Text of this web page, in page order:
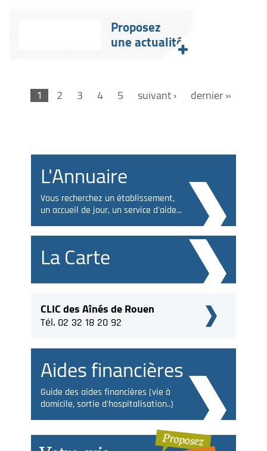
Proposez
une actualité
1 2 3 4 5 suivant › dernier »
L'Annuaire
Vous recherchez un établissement,
un accueil de jour, un service d'aide...
La Carte
CLIC des Aînés de Rouen
Tél. 02 32 18 20 92
Aides financières
Guide des aides financières (vie à
domicile, sortie d'hospitalisation..)